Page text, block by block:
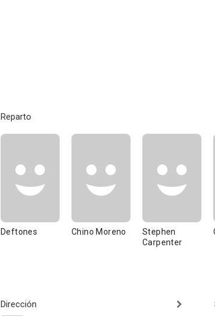
Reparto
Deftones Chino Moreno
Stephen
Carpenter
Dirección